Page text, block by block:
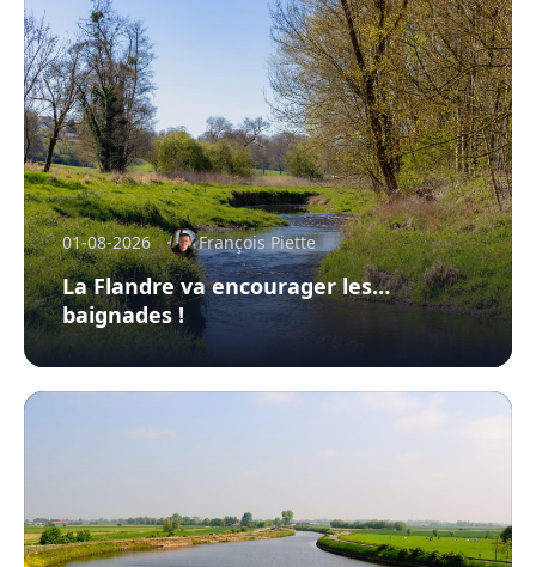
01-08-2026 François Piette
La Flandre va encourager les…
baignades !